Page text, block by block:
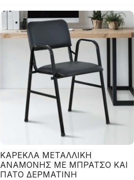
ΚΑΡΕΚΛΑ ΜΕΤΑΛΛΙΚΗ
ΑΝΑΜΟΝΗΣ ΜΕ ΜΠΡΑΤΣΟ ΚΑΙ
ΠΑΤΟ ΔΕΡΜΑΤΙΝΗ